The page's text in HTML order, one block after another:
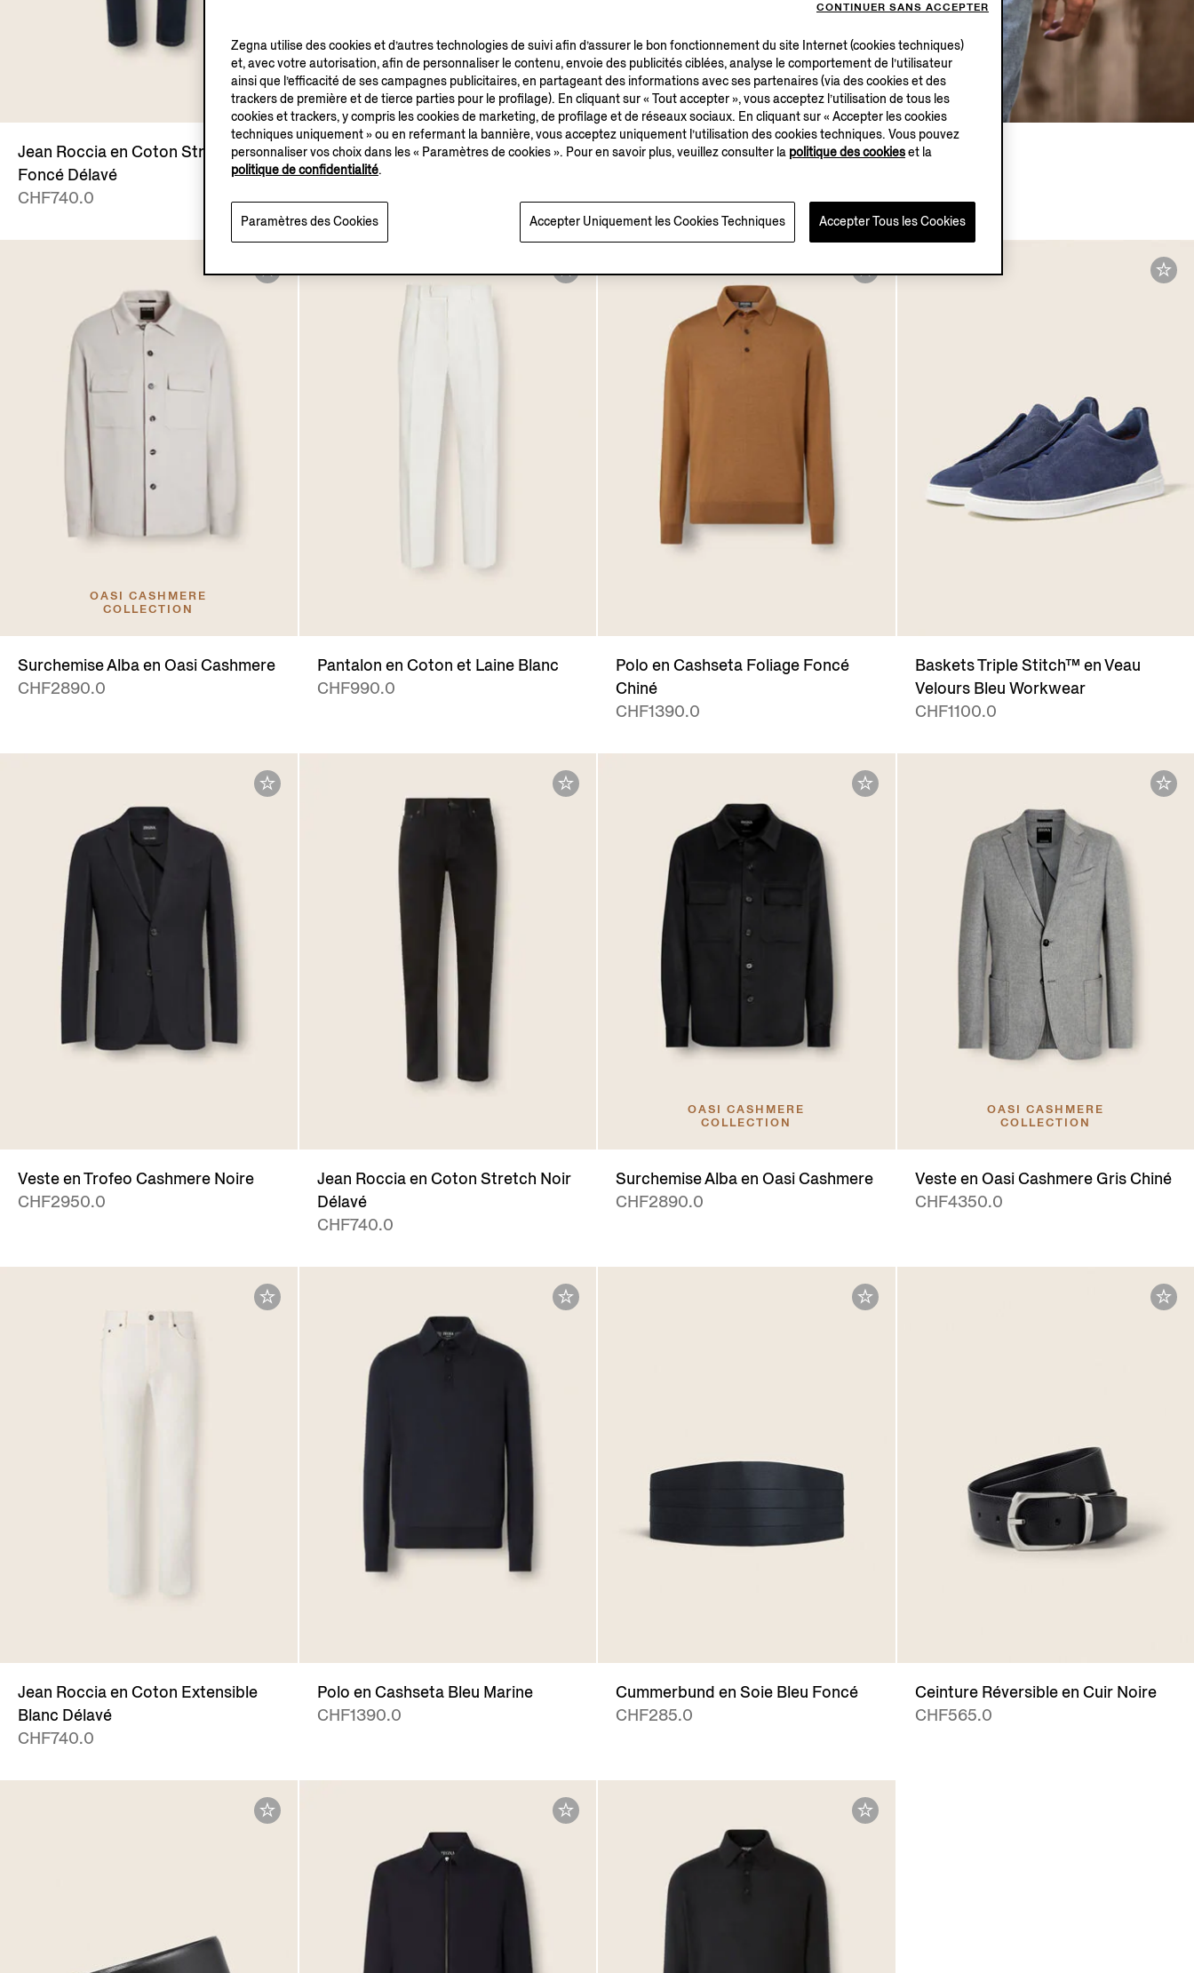
Jean Roccia en Coton Stretch Bleu
Foncé Délavé
CHF740.0
Jean Roccia en Coton Stretch Gris
Foncé Délavé
CHF740.0
OASI CASHMERE
COLLECTION
Surchemise Alba en Oasi Cashmere
CHF2890.0
Pantalon en Coton et Laine Blanc
CHF990.0
Polo en Cashseta Foliage Foncé
Chiné
CHF1390.0
Baskets Triple Stitch™ en Veau
Velours Bleu Workwear
CHF1100.0
Veste en Trofeo Cashmere Noire
CHF2950.0
Jean Roccia en Coton Stretch Noir
Délavé
CHF740.0
OASI CASHMERE
COLLECTION
Surchemise Alba en Oasi Cashmere
CHF2890.0
OASI CASHMERE
COLLECTION
Veste en Oasi Cashmere Gris Chiné
CHF4350.0
Jean Roccia en Coton Extensible
Blanc Délavé
CHF740.0
Polo en Cashseta Bleu Marine
CHF1390.0
Cummerbund en Soie Bleu Foncé
CHF285.0
Ceinture Réversible en Cuir Noire
CHF565.0
Zegna utilise des cookies et d’autres technologies de suivi afin d’assurer le bon fonctionnement du site Internet (cookies techniques)
et, avec votre autorisation, afin de personnaliser le contenu, envoie des publicités ciblées, analyse le comportement de l’utilisateur
ainsi que l’efficacité de ses campagnes publicitaires, en partageant des informations avec ses partenaires (via des cookies et des
trackers de première et de tierce parties pour le profilage). En cliquant sur « Tout accepter », vous acceptez l’utilisation de tous les
cookies et trackers, y compris les cookies de marketing, de profilage et de réseaux sociaux. En cliquant sur « Accepter les cookies
techniques uniquement » ou en refermant la bannière, vous acceptez uniquement l’utilisation des cookies techniques. Vous pouvez
personnaliser vos choix dans les « Paramètres de cookies ». Pour en savoir plus, veuillez consulter la politique des cookieset la
politique de confidentialité.
Accepter Uniquement les Cookies Techniques Accepter Tous les Cookies
Paramètres des Cookies
CONTINUER SANS ACCEPTER